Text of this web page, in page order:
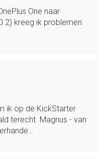
One naar
kreeg ik problemen
ik op de KickStarter
terecht. Magnus - van